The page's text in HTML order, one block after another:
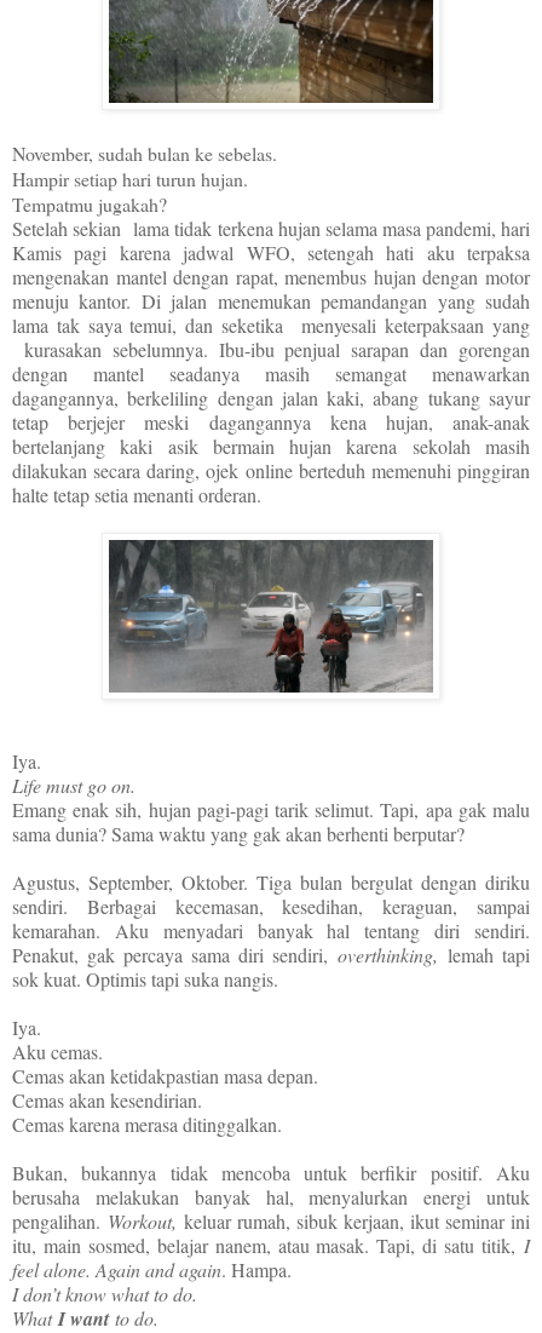
November, sudah bulan ke sebelas.
Hampir setiap hari turun hujan.
Tempatmu jugakah?
Setelah sekian lama tidak terkena hujan selama masa pandemi, hari
Kamis pagi karena jadwal WFO, setengah hati aku terpaksa
mengenakan mantel dengan rapat, menembus hujan dengan motor
menuju kantor. Di jalan menemukan pemandangan yang sudah
lama tak saya temui, dan seketika menyesali keterpaksaan yang
kurasakan sebelumnya. Ibu-ibu penjual sarapan dan gorengan
dengan mantel seadanya masih semangat menawarkan
dagangannya, berkeliling dengan jalan kaki, abang tukang sayur
tetap berjejer meski dagangannya kena hujan, anak-anak
bertelanjang kaki asik bermain hujan karena sekolah masih
dilakukan secara daring, ojek online berteduh memenuhi pinggiran
halte tetap setia menanti orderan.
Iya.
Life must go on.
Emang enak sih, hujan pagi-pagi tarik selimut. Tapi, apa gak malu
sama dunia? Sama waktu yang gak akan berhenti berputar?
Agustus, September, Oktober. Tiga bulan bergulat dengan diriku
sendiri. Berbagai kecemasan, kesedihan, keraguan, sampai
kemarahan. Aku menyadari banyak hal tentang diri sendiri.
Penakut, gak percaya sama diri sendiri, overthinking, lemah tapi
sok kuat. Optimis tapi suka nangis.
Iya.
Aku cemas.
Cemas akan ketidakpastian masa depan.
Cemas akan kesendirian.
Cemas karena merasa ditinggalkan.
Bukan, bukannya tidak mencoba untuk berfikir positif. Aku
berusaha melakukan banyak hal, menyalurkan energi untuk
pengalihan. Workout, keluar rumah, sibuk kerjaan, ikut seminar ini
itu, main sosmed, belajar nanem, atau masak. Tapi, di satu titik, I
feel alone. Again and again. Hampa.
I don’t know what to do.
WhatI wantto do.